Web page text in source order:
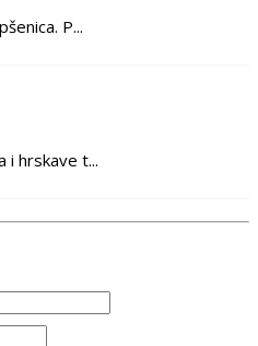
P...
i hrskave t...